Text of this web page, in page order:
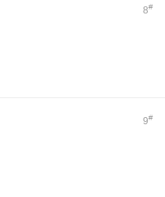
8#
9#